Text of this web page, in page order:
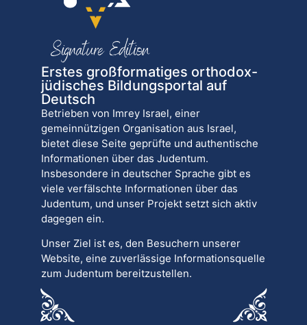
Erstes großformatiges orthodox-
jüdisches Bildungsportal auf
Deutsch
Betrieben von Imrey Israel, einer
gemeinnützigen Organisation aus Israel,
bietet diese Seite geprüfte und authentische
Informationen über das Judentum.
Insbesondere in deutscher Sprache gibt es
viele verfälschte Informationen über das
Judentum, und unser Projekt setzt sich aktiv
dagegen ein.
Unser Ziel ist es, den Besuchern unserer
Website, eine zuverlässige Informationsquelle
zum Judentum bereitzustellen.